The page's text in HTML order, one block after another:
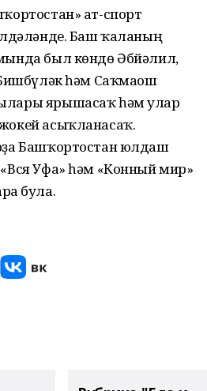
ат-спорт
Баш ҡаланың
был көндө Әбйәлил,
һәм Саҡмағош
ярышасаҡ һәм улар
асыҡланасаҡ.
Башҡортостан юлдаш
Уфа» һәм «Конный мир»
була.